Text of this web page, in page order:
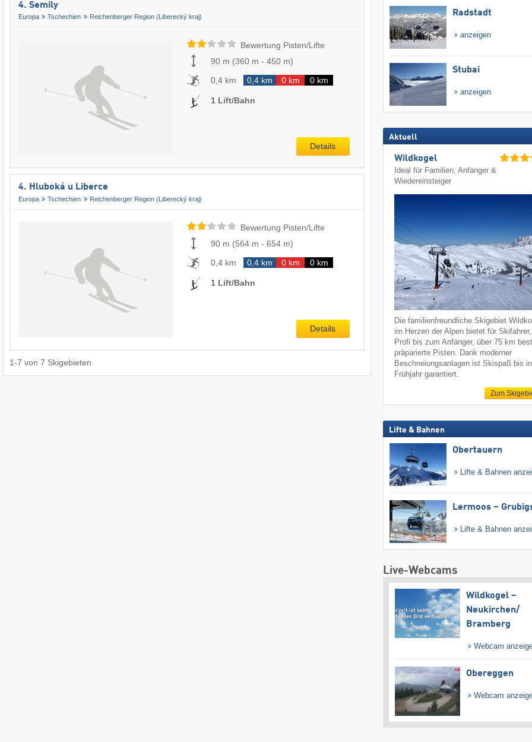
4. Semily
Europa Tschechien Reichenberger Region (Liberecký kraj)
Bewertung Pisten/Lifte
90 m (360 m - 450 m)
0,4 km
0,4 km 0 km 0 km
1 Lift/Bahn
Details
4. Hluboká u Liberce
Europa Tschechien Reichenberger Region (Liberecký kraj)
Bewertung Pisten/Lifte
90 m (564 m - 654 m)
0,4 km
0,4 km 0 km 0 km
1 Lift/Bahn
Details
1-7 von 7 Skigebieten
Radstadt
anzeigen
Stubai
anzeigen
Aktuell
Wildkogel
Ideal für Familien, Anfänger &
Wiedereinsteiger
Die familienfreundliche Skigebiet
im Herzen der Alpen bietet für
Profi bis zum Anfänger, über 75 km
präparierte Pisten. Dank moderner
Beschneiungsanlagen ist Skispaß bis
Frühjahr garantiert.
Zum
Lifte & Bahnen
Obertauern
Lifte & Bahnen
Lermoos –
Lifte & Bahnen
Live-Webcams
Wildkogel –
Neukirchen/​
Bramberg
Webcam
Obereggen
Webcam